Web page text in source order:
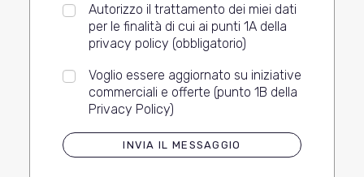
Autorizzo il trattamento dei miei dati
per le finalità di cui ai punti 1A della
privacy policy (obbligatorio)
Voglio essere aggiornato su iniziative
commerciali e offerte (punto 1B della
Privacy Policy)